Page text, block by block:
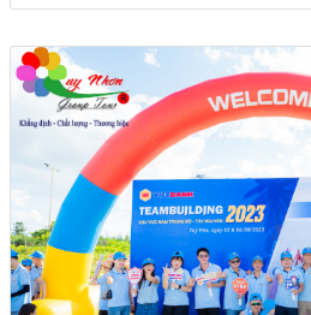
Tour Lào Cai Quy Nhơn